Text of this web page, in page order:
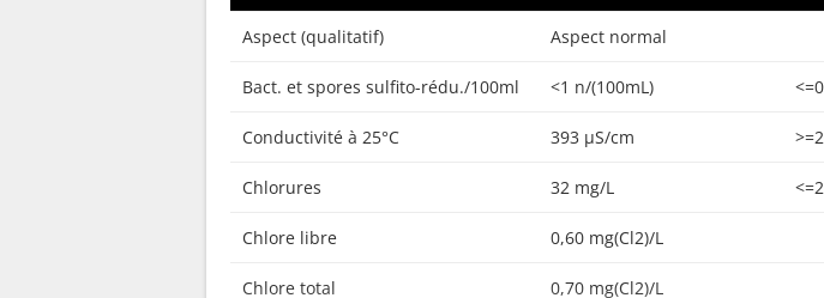
Aspect (qualitatif) Aspect normal
Bact. et spores sulfito-rédu./100ml <1 n/(100mL)
Conductivité à 25°C 393 µS/cm
Chlorures 32 mg/L
Chlore libre 0,60 mg(Cl2)/L
Chlore total 0,70 mg(Cl2)/L